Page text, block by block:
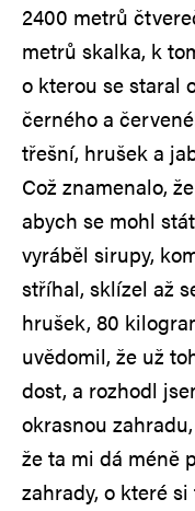
2400 metrů
metrů skalka, k
o kterou se staral
černého a
třešní, hrušek a
Což znamenalo,
abych se mohl
vyráběl sirupy,
stříhal, sklízel až
hrušek, 80
uvědomil, že už
dost, a rozhodl
okrasnou
že ta mi dá méně
zahrady, o které